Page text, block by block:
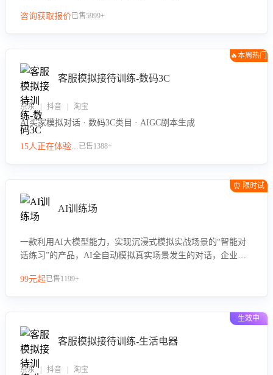
咨询获取报价已售5999+
🔥本周热门
客服模拟接待训练-数码3C
京东 | 抖音 | 淘宝
AI买家模拟对话 · 数码3C类目 · AIGC剧本生成
15人正在体验...已售1388+
⏰ 限时试
AI训练场
一款利用AI大模型能力，实现沉浸式模拟实战场景的“智能对
话练习”的产品，AI全自动模拟真实场景发生的对话，企业可
力。
99元起已售1199+
生效中
客服模拟接待训练-生活电器
京东 | 抖音 | 淘宝